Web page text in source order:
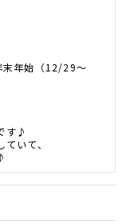
年始（12/29～
す♪
いて、